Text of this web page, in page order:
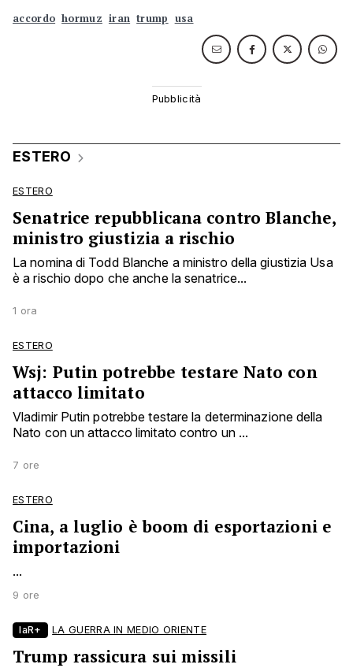
accordo hormuz iran trump usa
ESTERO
ESTERO
Senatrice repubblicana contro Blanche,
ministro giustizia a rischio
La nomina di Todd Blanche a ministro della giustizia Usa
è a rischio dopo che anche la senatrice...
1 ora
ESTERO
Wsj: Putin potrebbe testare Nato con
attacco limitato
Vladimir Putin potrebbe testare la determinazione della
Nato con un attacco limitato contro un ...
7 ore
ESTERO
Cina, a luglio è boom di esportazioni e
importazioni
...
9 ore
laR+ LA GUERRA IN MEDIO ORIENTE
Trump rassicura sui missili